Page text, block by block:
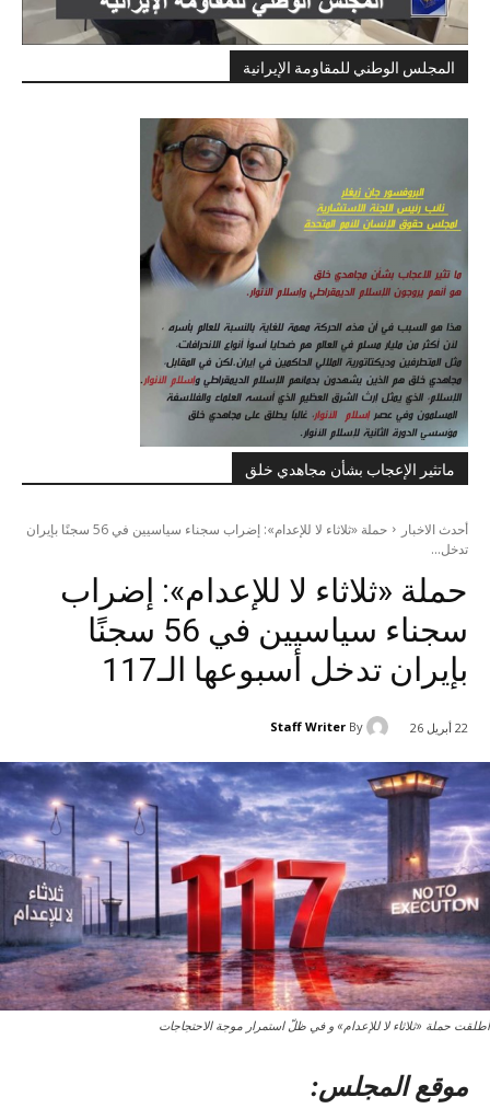
المجلس الوطني للمقاومة الإيرانية
ماتثير الإعجاب بشأن مجاهدي خلق
أحدث الاخبار
حملة «ثلاثاء لا للإعدام»: إضراب سجناء سياسيين في 56 سجنًا بإيران
تدخل...
حملة «ثلاثاء لا للإعدام»: إضراب
سجناء سياسيين في 56 سجنًا
بإيران تدخل أسبوعها الـ117
22 أبريل 26 By
Staff Writer
أطلقت حملة «ثلاثاء لا للإعدام» و في ظلّ استمرار موجة الاحتجاجات
موقع المجلس: